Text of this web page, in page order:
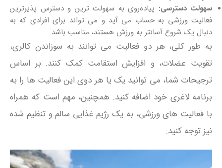
سهولت دسترسی: پیاده‌روی به سهولت ترین و دسترس پذیرترین
فعالیت ورزشی به حساب می‌ آید و می‌ تواند برای افرادی که به
دنبال یک شروع آسانتر به ورزش هستند، مناسب باشد.
به طور کلی، هر دو فعالیت می‌ توانند به سوزاندن کالری،
تقویت عضلات، و افزایش استقامت کمک کنند. بر اساس
ترجیحات شما، می‌ توانید یک یا هر دوی این فعالیت‌ ها را به
برنامه لاغری خود اضافه کنید. همچنین، مهم است که همراه
با فعالیت‌ های ورزشی، به یک رژیم غذایی سالم و تنظیم شده
نیز توجه کنید.